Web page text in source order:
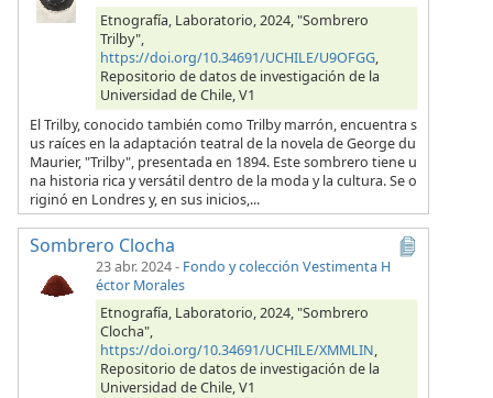
Etnografía, Laboratorio, 2024, "Sombrero
Trilby",
https://doi.org/10.34691/UCHILE/U9OFGG,
Repositorio de datos de investigación de la
Universidad de Chile, V1
El Trilby, conocido también como Trilby marrón, encuentra s
us raíces en la adaptación teatral de la novela de George du
Maurier, "Trilby", presentada en 1894. Este sombrero tiene u
na historia rica y versátil dentro de la moda y la cultura. Se o
riginó en Londres y, en sus inicios,...
Sombrero Clocha
23 abr. 2024- Fondo y colección Vestimenta H
éctor Morales
Etnografía, Laboratorio, 2024, "Sombrero
Clocha",
https://doi.org/10.34691/UCHILE/XMMLIN,
Repositorio de datos de investigación de la
Universidad de Chile, V1